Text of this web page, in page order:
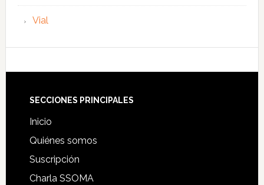
Vial
Footer
SECCIONES PRINCIPALES
Inicio
Quiénes somos
Suscripción
Charla SSOMA